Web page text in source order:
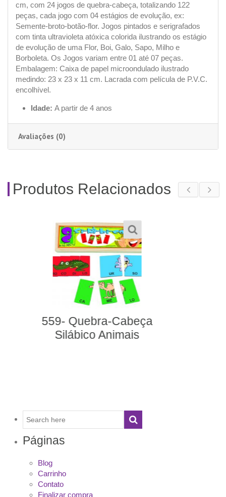
cm, com 24 jogos de quebra-cabeça, totalizando 122
peças, cada jogo com 04 estágios de evolução, ex:
Semente-broto-botão-flor. Jogos pintados e serigrafados
com tinta ultravioleta atóxica colorida ilustrando os estágio
de evolução de uma Flor, Boi, Galo, Sapo, Milho e
Borboleta. Os Jogos variam entre 01 até 07 peças.
Embalagem: Caixa de papel microondulado ilustrado
medindo: 23 x 23 x 11 cm. Lacrada com película de P.V.C.
encolhível.
Idade: A partir de 4 anos
Avaliações (0)
Produtos Relacionados
252- Fantoches
Animais Dométicos
Páginas
Blog
Carrinho
Contato
Finalizar compra